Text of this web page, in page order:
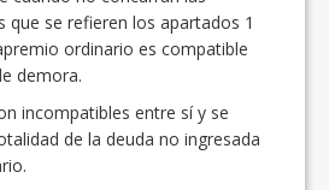
que se refieren los apartados 1
ordinario es compatible
demora.
incompatibles entre sí y se
de la deuda no ingresada